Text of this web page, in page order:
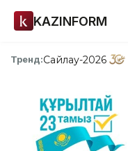
KAZINFORM
Тренд:Сайлау-2026